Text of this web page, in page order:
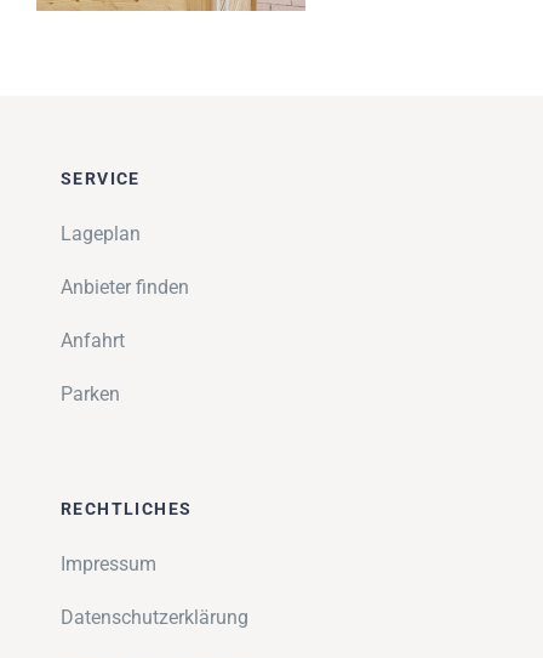
SUCHE
SERVICE
Lageplan
Anbieter finden
Anfahrt
Parken
RECHTLICHES
Impressum
Datenschutzerklärung